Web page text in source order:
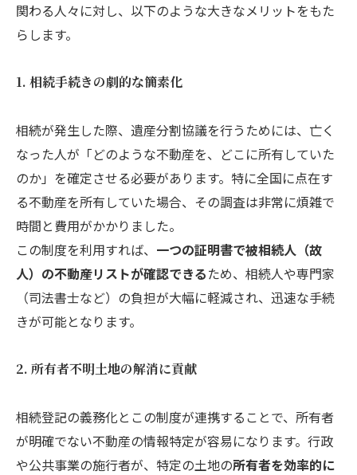
関わる人々に対し、以下のような大きなメリットをもた
らします。
1. 相続手続きの劇的な簡素化
相続が発生した際、遺産分割協議を行うためには、亡く
なった人が「どのような不動産を、どこに所有していた
のか」を確定させる必要があります。特に全国に点在す
る不動産を所有していた場合、その調査は非常に煩雑で
時間と費用がかかりました。
この制度を利用すれば、 一つの証明書で被相続人（故
人）の不動産リストが確認できるため、相続人や専門家
（司法書士など）の負担が大幅に軽減され、迅速な手続
きが可能となります。
2. 所有者不明土地の解消に貢献
相続登記の義務化とこの制度が連携することで、所有者
が明確でない不動産の情報特定が容易になります。行政
や公共事業の施行者が、特定の土地の所有者を効率的に